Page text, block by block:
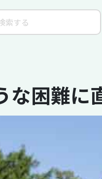
な困難に